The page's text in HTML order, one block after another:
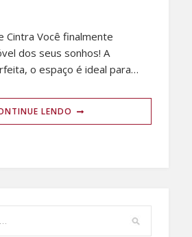
Cintra Você finalmente
dos seus sonhos! A
o espaço é ideal para…
LENDO